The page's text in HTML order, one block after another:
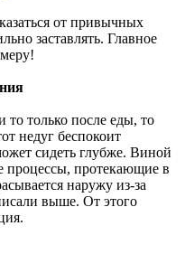
от привычных
заставлять. Главное
то только после еды, то
недуг беспокоит
сидеть глубже. Виной
процессы, протекающие в
наружу из-за
выше. От этого